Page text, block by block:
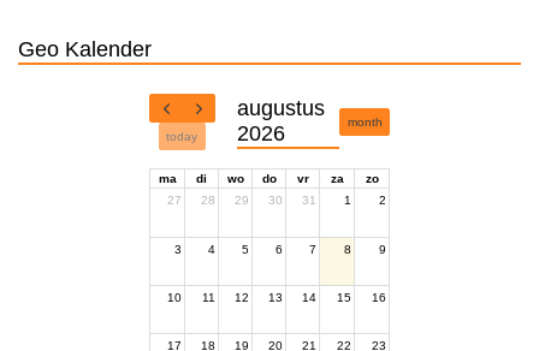
Geo Kalender
today
augustus
2026
month
ma di wo do vr za
zo
27
28 29 30 31 1 2
3 4 5 6 7 8 9
10 11 12 13 14 15 16
17 18 19 20 21 22 23